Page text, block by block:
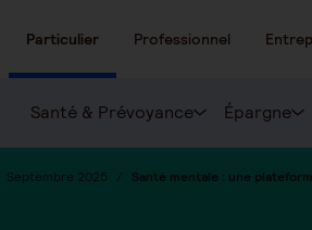
Particulier Professionnel
Santé & Prévoyance Épargne
Septembre 2025 Santé mentale : une